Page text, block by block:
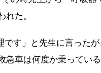
た。
です」と先生に言った
急車は何度か乗ってい